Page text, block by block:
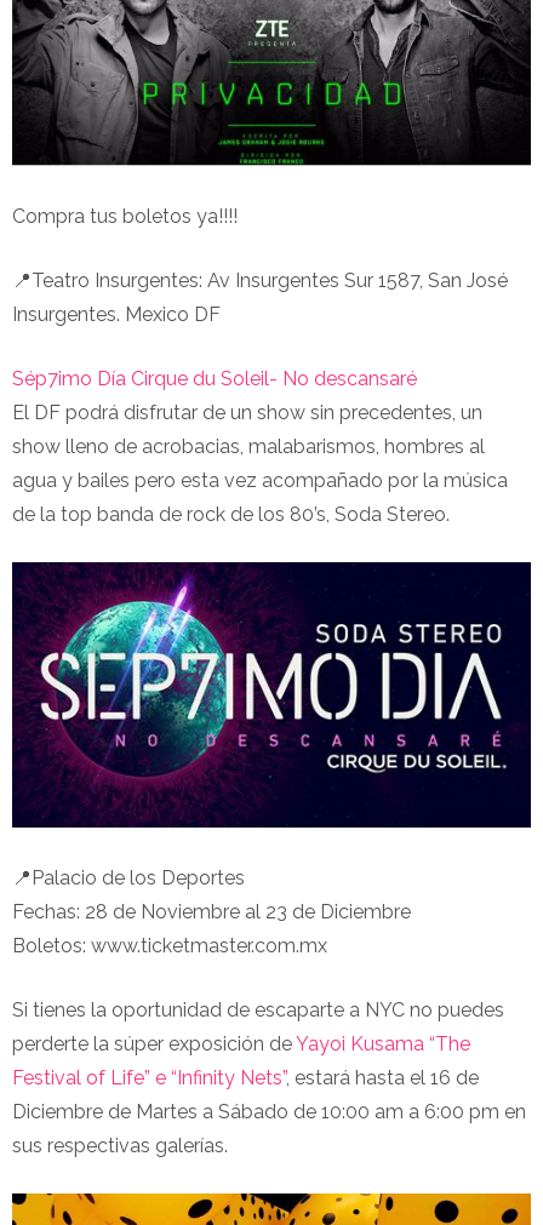
Compra tus boletos ya!!!!
📍Teatro Insurgentes: Av Insurgentes Sur 1587, San José
Insurgentes. Mexico DF
Sép7imo Día Cirque du Soleil- No descansaré
El DF podrá disfrutar de un show sin precedentes, un
show lleno de acrobacias, malabarismos, hombres al
agua y bailes pero esta vez acompañado por la música
de la top banda de rock de los 80’s, Soda Stereo.
📍Palacio de los Deportes
Fechas: 28 de Noviembre al 23 de Diciembre
Boletos: www.ticketmaster.com.mx
Si tienes la oportunidad de escaparte a NYC no puedes
perderte la súper exposición deYayoi Kusama “The
Festival of Life” e “Infinity Nets”, estará hasta el 16 de
Diciembre de Martes a Sábado de 10:00 am a 6:00 pm en
sus respectivas galerías.